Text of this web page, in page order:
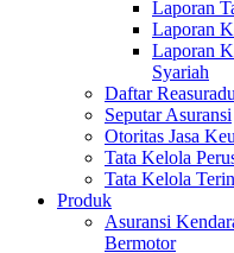
Laporan
Laporan
Laporan
Syariah
Daftar
Seputar Asuransi
Otoritas Jasa
Tata Kelola
Tata Kelola
Produk
Asuransi
Bermotor